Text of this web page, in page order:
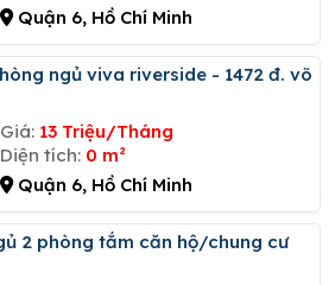
Quận 6, Hồ Chí Minh
Giá: 13 Triệu/Tháng
Diện tích: 0 m²
Quận 6, Hồ Chí Minh